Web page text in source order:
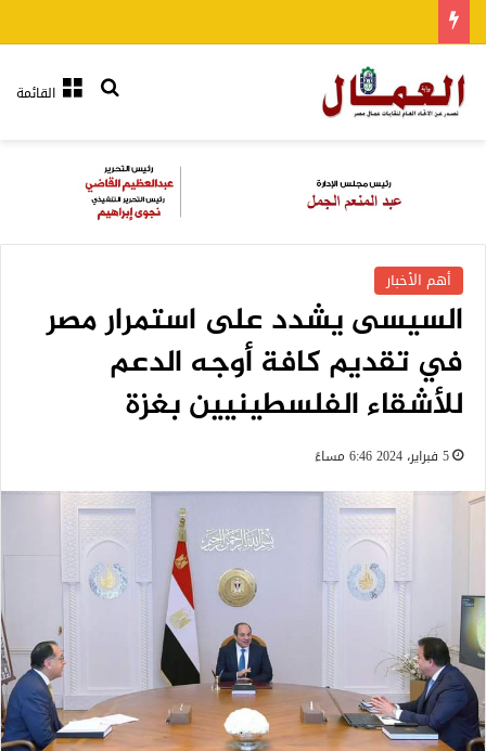
القائمةبحث عن
أهم الأخبار
السيسى يشدد على استمرار مصر
في تقديم كافة أوجه الدعم
للأشقاء الفلسطينيين بغزة
5 فبراير، 2024 6:46 مساءً